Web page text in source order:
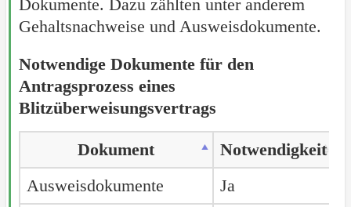
Dokumente. Dazu zählten unter anderem
Gehaltsnachweise und Ausweisdokumente.
Notwendige Dokumente für den
Antragsprozess eines
Blitzüberweisungsvertrags
Dokument
Notwendigkeit
Ausweisdokumente
Ja